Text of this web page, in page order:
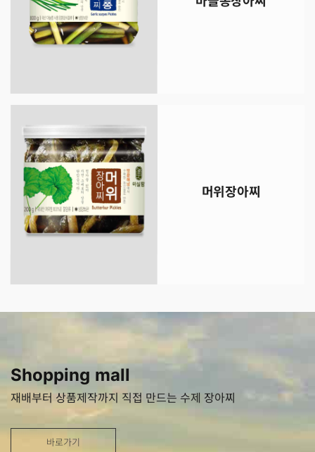
머위장아찌
Shopping mall
재배부터 상품제작까지 직접 만드는 수제 장아찌
바로가기